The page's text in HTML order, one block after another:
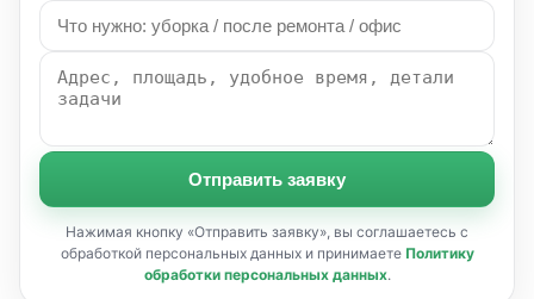
Отправить заявку
Нажимая кнопку «Отправить заявку», вы соглашаетесь с
обработкой персональных данных и принимаете Политику
обработки персональных данных.